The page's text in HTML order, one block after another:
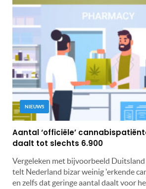
NIEUWS
Aantal ‘officiële’
daalt tot slechts 6.900
Vergeleken met bijvoorbeeld
telt Nederland bizar weinig 'erkende
en zelfs dat geringe aantal daalt voor